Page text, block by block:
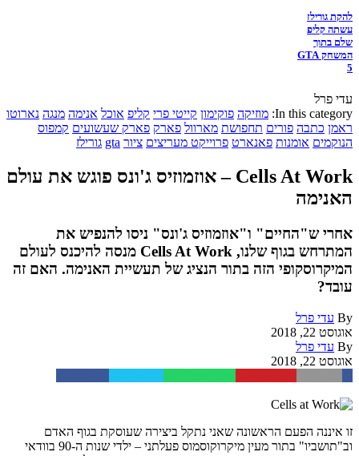
להקת גורילז
עשתה קליפ
שלם בתוך
המשחק GTA
5
עדי פרל
In this category: מוזיקה פוקימון קייטי פרי קליפ אוכל אנימה מנגה נארוטו
ראמן כתבה פורים תחפושת מארוול פארק פארק שעשועים קמפוס
הנוקמים אומנות פאנארט פרוייקט מעריצים ציור gta גורילז
Cells At Work – אוזמוזיס ג'ונס פוגש את עולם
האנימה
אחרי ש"החיים" ו"אוזמוזיס ג'ונס" ניסו להנפיש את
המתרחש בגוף שלנו, Cells At Work מנסה להיכנס לעולם
המיקרוסקופי הזה בתור הנציג של תעשיית האנימה. האם זה
עובד?
By עדי פרל
אוגוסט 22, 2018
By עדי פרל
אוגוסט 22, 2018
זו איננה הפעם הראשונה שאני נתקל ביצירה שעוסקת בגוף האדם
וב"תושביו" בתור מעין מיקרוקוסמוס פעלתני – ילדי שנות ה-90 בוודאי